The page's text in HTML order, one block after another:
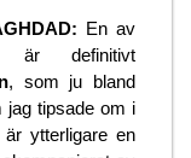
En av
är definitivt
, som ju bland
tipsade om i
ytterligare en